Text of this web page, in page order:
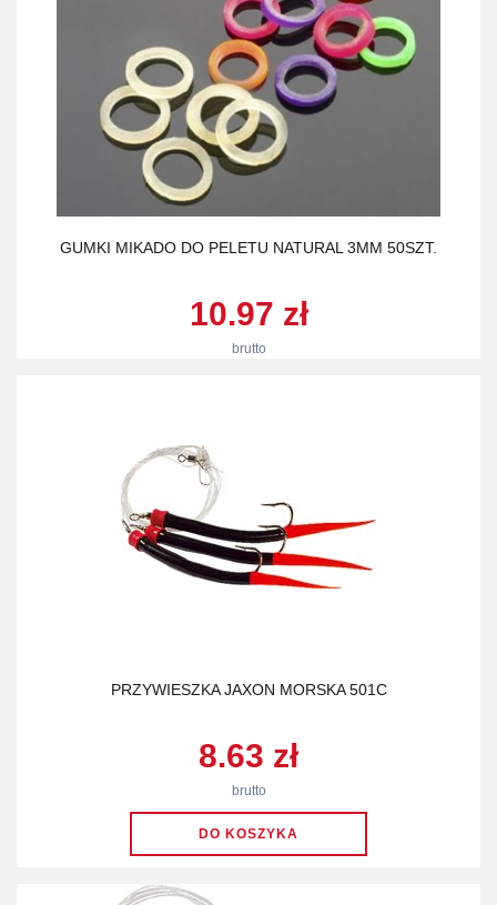
GUMKI MIKADO DO PELETU NATURAL 3MM 50SZT.
10.97 zł
brutto
PRZYWIESZKA JAXON MORSKA 501C
8.63 zł
brutto